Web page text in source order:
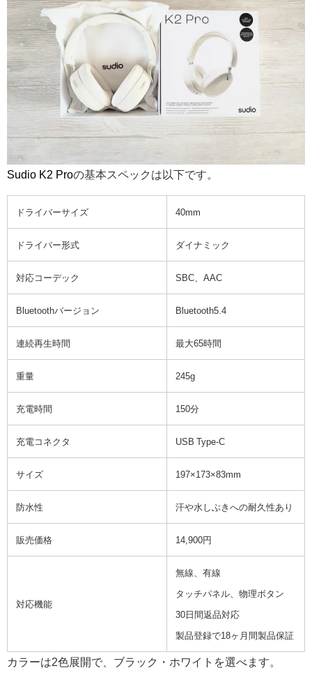
Sudio K2 Proの基本スペックは以下です。
ドライバーサイズ 40mm
ドライバー形式 ダイナミック
対応コーデック SBC、AAC
Bluetoothバージョン Bluetooth5.4
連続再生時間 最大65時間
重量 245g
充電時間 150分
充電コネクタ USB Type-C
サイズ 197×173×83mm
防水性 汗や水しぶきへの耐久性あり
販売価格 14,900円
対応機能
無線、有線
タッチパネル、物理ボタン
30日間返品対応
製品登録で18ヶ月間製品保証
カラーは2色展開で、ブラック・ホワイトを選べます。